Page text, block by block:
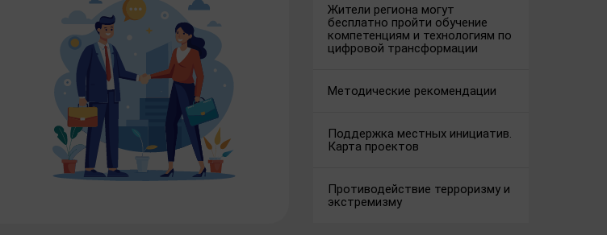
Жители региона могут
бесплатно пройти обучение
компетенциям и технологиям по
цифровой трансформации
Методические рекомендации
Поддержка местных инициатив.
Карта проектов
Противодействие терроризму и
экстремизму